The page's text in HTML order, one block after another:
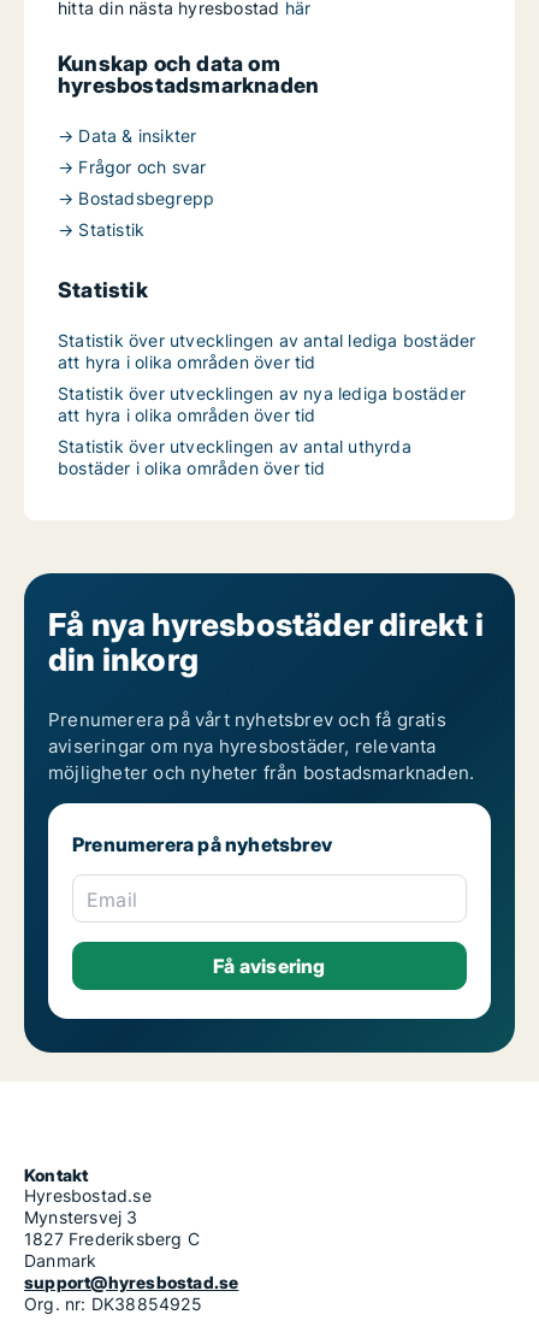
hitta din nästa hyresbostad här
Kunskap och data om
hyresbostadsmarknaden
→ Data & insikter
→ Frågor och svar
→ Bostadsbegrepp
→ Statistik
Statistik
Statistik över utvecklingen av antal lediga bostäder
att hyra i olika områden över tid
Statistik över utvecklingen av nya lediga bostäder
att hyra i olika områden över tid
Statistik över utvecklingen av antal uthyrda
bostäder i olika områden över tid
Få nya hyresbostäder direkt i
din inkorg
Prenumerera på vårt nyhetsbrev och få gratis
aviseringar om nya hyresbostäder, relevanta
möjligheter och nyheter från bostadsmarknaden.
Prenumerera på nyhetsbrev
Email
Kontakt
Hyresbostad.se
Mynstersvej 3
1827 Frederiksberg C
Danmark
support@hyresbostad.se
Org. nr: DK38854925